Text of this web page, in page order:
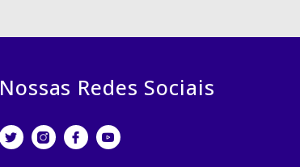
Nossas Redes Sociais